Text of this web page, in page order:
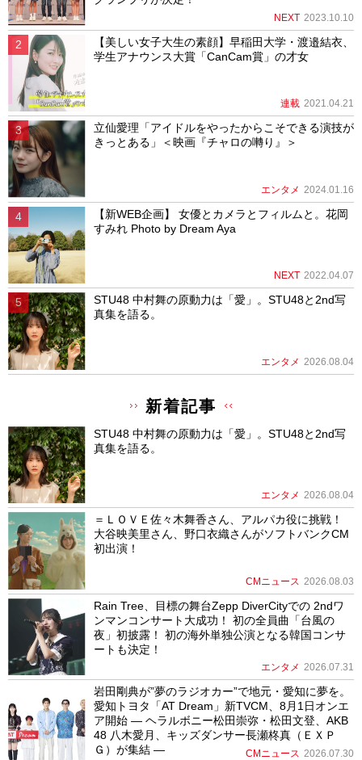
NEXT 2023.10.10
【美しい女子大生の素顔】早稲田大学・渡邉結衣、
学生アナウンス大賞「CanCam賞」の才女
連載 2021.04.21
立仙愛理「アイドルをやったからこそできる演技が
きっとある」＜映画『チャロの囀り』＞
エンタメ 2024.01.16
【新WEB企画】 女優とカメラとフィルムと。花岡
すみれ Photo by Dream Aya
NEXT 2022.04.07
STU48 中村舞の原動力は「愛」。STU48と2nd写
真集を語る。
エンタメ 2026.08.04
新着記事
STU48 中村舞の原動力は「愛」。STU48と2nd写
真集を語る。
エンタメ 2026.08.04
＝ＬＯＶＥ佐々木舞香さん、アルパカ役に挑戦！
大谷映美里さん、野口衣織さんがソフトバンクCM
初出演！
CMニュース 2026.08.03
Rain Tree、目標の舞台Zepp DiverCityでの 2ndワ
ンマンコンサート大成功！ 初の全員曲「台風の
夜」初披露！ 初の海外単独公演となる韓国コンサ
ートも決定！
エンタメ 2026.07.31
岩田剛典が”夢のラジオカー”で地元・愛知に夢を。
愛知トヨタ「AT Dream」新TVCM、8月1日オンエ
ア開始 ― ヘラルボニー松田崇弥・松田文登、AKB
48 八木愛月、キッズダンサー長瀬柊真（ＥＸＰ
Ｇ）が集結 ―
CMニュース 2026.07.30